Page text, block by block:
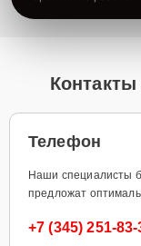
Телефон
Наши специалисты
предложат
+7 (345) 251-83-